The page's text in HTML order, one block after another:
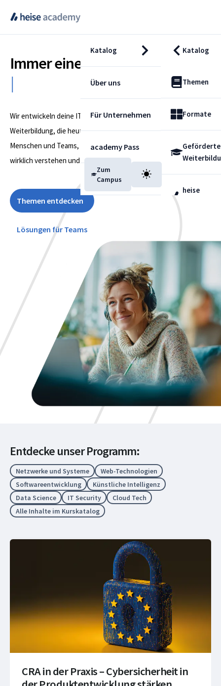
Katalog Katalog
Themen
Formate
Geförderte
heise
Über uns
Für Unternehmen
academy Pass
Blog
Zum
Campus
Immer einen Skill weiter:
K
Wir entwickeln deine IT-Skills weiter: Mit praxisnaher
Weiterbildung, die heute wirkt und morgen trägt. Für
Menschen und Teams, die IT nicht nur nutzen, sondern
wirklich verstehen und vorantreiben wollen.
Themen entdecken
Lösungen für Teams
Entdecke unser Programm:
Netzwerke und Systeme
Web-Technologien
Softwareentwicklung
Künstliche Intelligenz
Data Science
IT Security
Cloud Tech
Alle Inhalte im Kurskatalog
CRA in der Praxis – Cybersicherheit in